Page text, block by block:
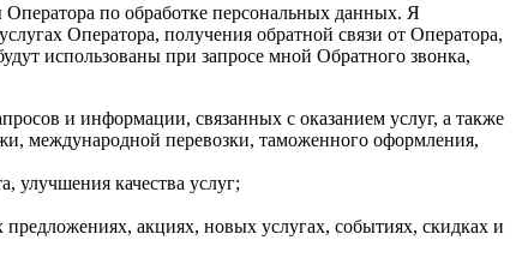
по обработке персональных данных. Я
Оператора, получения обратной связи от Оператора,
использованы при запросе мной Обратного звонка,
и информации, связанных с оказанием услуг, а также
международной перевозки, таможенного оформления,
улучшения качества услуг;
акциях, новых услугах, событиях, скидках и